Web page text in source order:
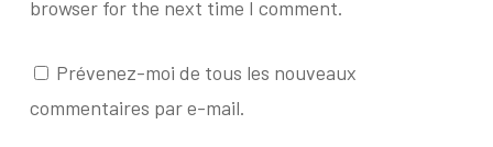
browser for the next time I comment.
Prévenez-moi de tous les nouveaux
commentaires par e-mail.